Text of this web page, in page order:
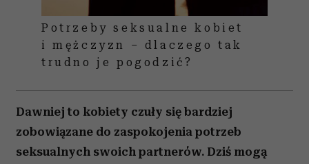
Potrzeby seksualne kobiet
i mężczyzn – dlaczego tak
trudno je pogodzić?
Dawniej to kobiety czuły się bardziej
zobowiązane do zaspokojenia potrzeb
seksualnych swoich partnerów. Dziś mogą